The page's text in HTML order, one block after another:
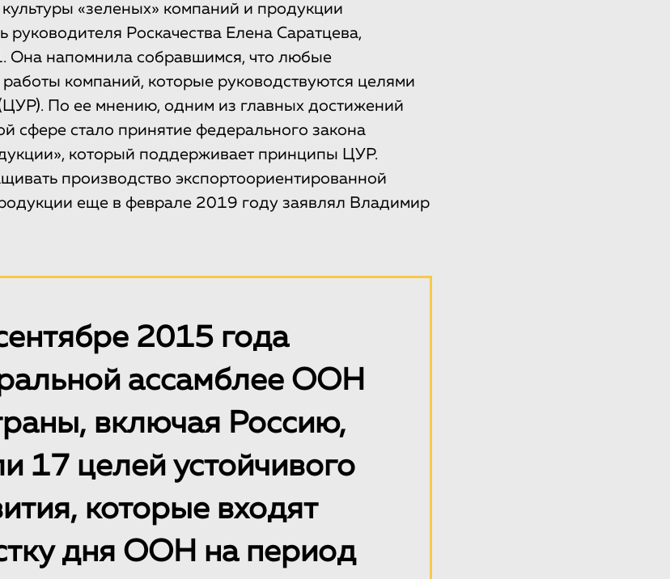
«зеленых» компаний и продукции
руководителя Роскачества Елена Саратцева,
Она напомнила собравшимся, что любые
работы компаний, которые руководствуются целями
По ее мнению, одним из главных достижений
сфере стало принятие федерального закона
который поддерживает принципы ЦУР.
производство экспортоориентированной
еще в феврале 2019 году заявлял Владимир
2015 года
ассамблее ООН
включая Россию,
17 целей устойчивого
которые входят
дня ООН на период